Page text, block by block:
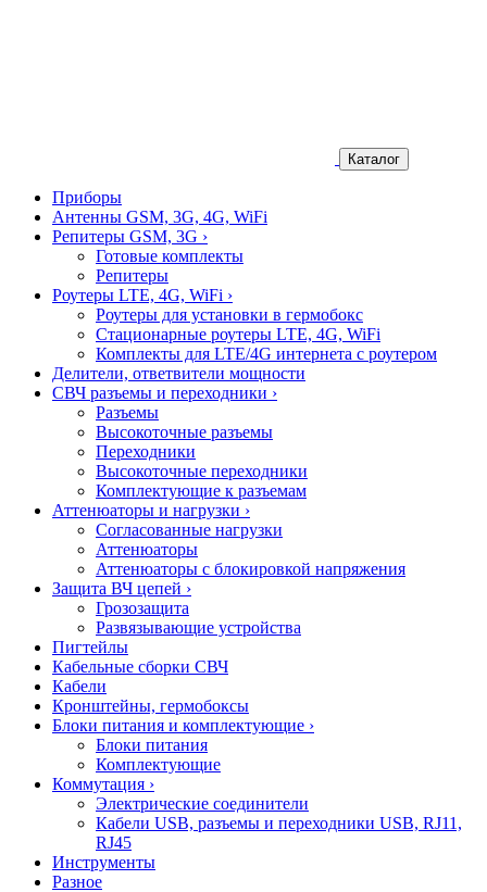
Каталог
Приборы
Антенны GSM, 3G, 4G, WiFi
Репитеры GSM, 3G ›
Готовые комплекты
Репитеры
Роутеры LTE, 4G, WiFi ›
Роутеры для установки в гермобокс
Стационарные роутеры LTE, 4G, WiFi
Комплекты для LTE/4G интернета с роутером
Делители, ответвители мощности
СВЧ разъемы и переходники ›
Разъемы
Высокоточные разъемы
Переходники
Высокоточные переходники
Комплектующие к разъемам
Аттенюаторы и нагрузки ›
Согласованные нагрузки
Аттенюаторы
Аттенюаторы с блокировкой напряжения
Защита ВЧ цепей ›
Грозозащита
Развязывающие устройства
Пигтейлы
Кабельные сборки СВЧ
Кабели
Кронштейны, гермобоксы
Блоки питания и комплектующие ›
Блоки питания
Комплектующие
Коммутация ›
Электрические соединители
Кабели USB, разъемы и переходники USB, RJ11,
RJ45
Инструменты
Разное